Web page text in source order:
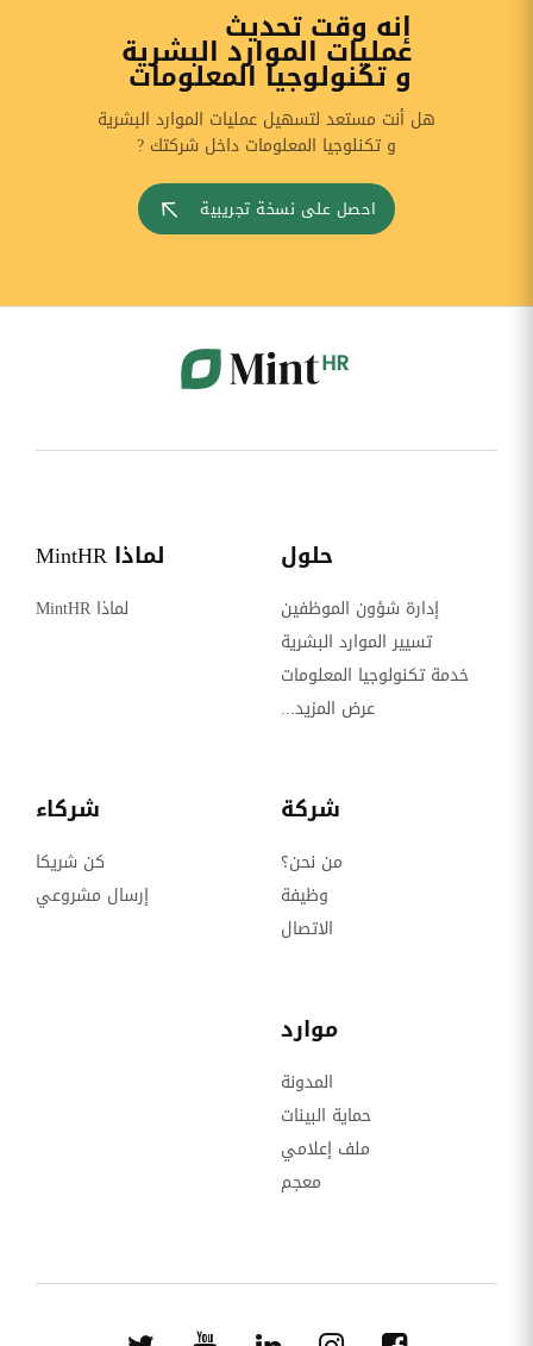
إنه وقت تحديث
عمليات الموارد البشرية
و تكنولوجيا المعلومات
هل أنت مستعد لتسهيل عمليات الموارد البشرية
و تكنلوجيا المعلومات داخل شركتك ?
احصل على نسخة تجريبية
حلول
إدارة شؤون الموظفين
تسيير الموارد البشرية
خدمة تكنولوجيا المعلومات
عرض المزيد...
لماذا MintHR
لماذا MintHR
شركة
من نحن؟
وظيفة
الاتصال
شركاء
كن شريكا
إرسال مشروعي
موارد
المدونة
حماية البينات
ملف إعلامي
معجم